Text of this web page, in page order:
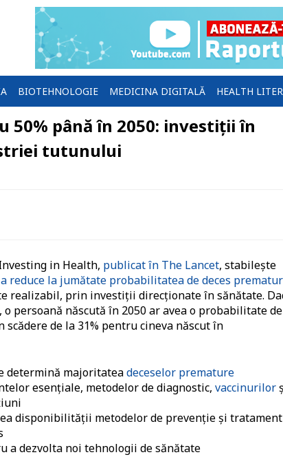
BIOTEHNOLOGIE MEDICINA DIGITALĂ HEALTH
50% până în 2050: investiții în
tutunului
in Health, publicat în The Lancet, stabilește
reduce la jumătate probabilitatea de deces prematur
realizabil, prin investiții direcționate în sănătate.
persoană născută în 2050 ar avea o probabilitate de
scădere de la 31% pentru cineva născut în
determină majoritateadeceselor premature
esențiale, metodelor de diagnostic, vaccinurilor
disponibilităţii metodelor de prevenție și
a dezvolta noi tehnologii de sănătate